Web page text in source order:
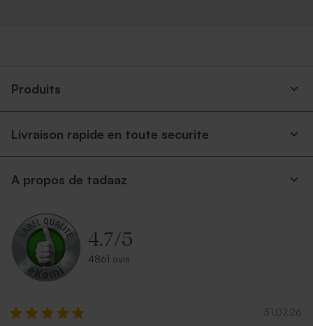
Produits
Livraison rapide en toute securite
A propos de tadaaz
4.7/5
4861 avis
31.07.26